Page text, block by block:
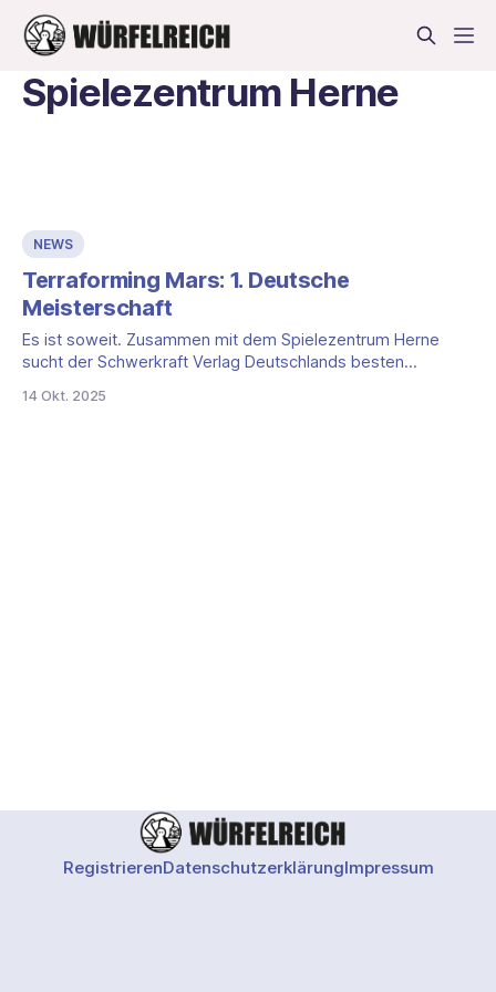
Spielezentrum Herne
NEWS
Terraforming Mars: 1. Deutsche
Meisterschaft
Es ist soweit. Zusammen mit dem Spielezentrum Herne
sucht der Schwerkraft Verlag Deutschlands besten
Deutsche Meisterschaft im Stadtteilzentrum H2Ö,
14 Okt. 2025
RegistrierenDatenschutzerklärungImpressum